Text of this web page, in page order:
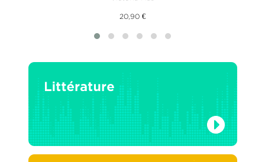
20,90 €